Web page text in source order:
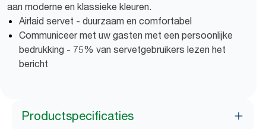
aan moderne en klassieke kleuren.
Airlaid servet - duurzaam en comfortabel
Communiceer met uw gasten met een persoonlijke
bedrukking - 75% van servetgebruikers lezen het
bericht
Productspecificaties